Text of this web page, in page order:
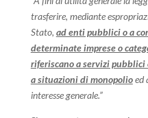
trasferire, mediante
Stato, ad enti pubblici o a
determinate imprese o
riferiscano a servizi pubblici
a situazioni di monopolioed
interesse generale.”